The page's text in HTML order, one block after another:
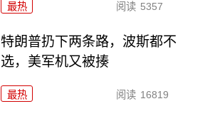
最热 阅读 5357
特朗普扔下两条路，波斯都不
选，美军机又被揍
最热 阅读 16819